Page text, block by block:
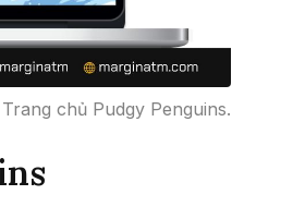
Trang chủ Pudgy Penguins.